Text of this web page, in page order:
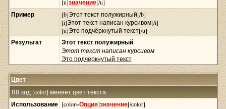
[u]значение[/u]
Пример
[b]Этот текст полужирный[/b]
[i]Этот текст написан курсивом[/i]
[u]Это подчёркнутый текст[/u]
Результат Этот текст полужирный
Этот текст написан курсивом
Это подчёркнутый текст
Цвет
BB код [color] меняет цвет текста.
Использование [color=Опция]значение[/color]